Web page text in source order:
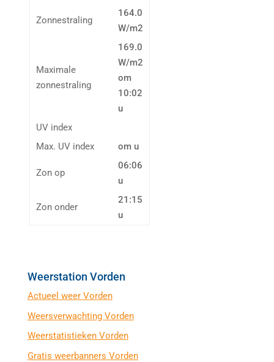
Zonnestraling
164.0
W/m2
Maximale
zonnestraling
169.0
W/m2
om
10:02
u
UV index
Max. UV index
om u
Zon op
06:06
u
Zon onder
21:15
u
Weerstation Vorden
Actueel weer Vorden
Weersverwachting Vorden
Weerstatistieken Vorden
Gratis weerbanners Vorden